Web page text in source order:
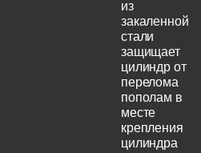
из
закаленной
стали
защищает
цилиндр от
перелома
пополам в
месте
крепления
цилиндра